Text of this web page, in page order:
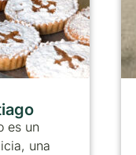
es un
una